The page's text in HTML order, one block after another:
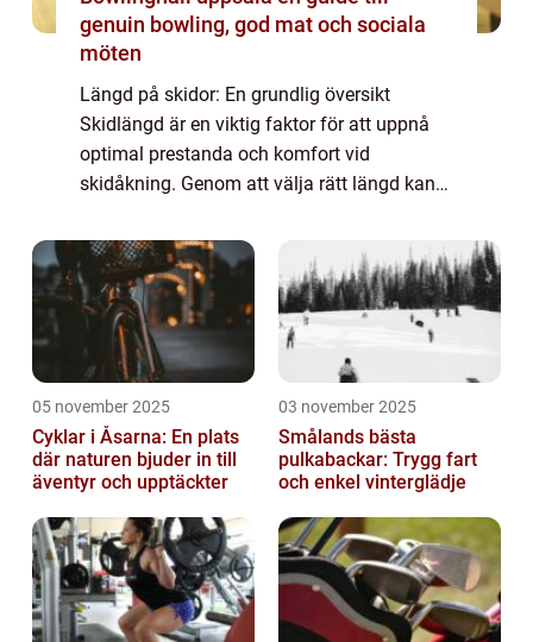
genuin bowling, god mat och sociala
möten
Längd på skidor: En grundlig översikt
Skidlängd är en viktig faktor för att uppnå
optimal prestanda och komfort vid
skidåkning. Genom att välja rätt längd kan
kontroll och effektivitet i sina rörelser i
backen....
05 november 2025
Cyklar i Åsarna: En plats
där naturen bjuder in till
äventyr och upptäckter
03 november 2025
Smålands bästa
pulkabackar: Trygg fart
och enkel vinterglädje